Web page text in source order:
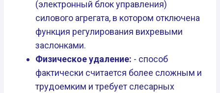
(электронный блок управления)
силового агрегата, в котором отключена
функция регулирования вихревыми
заслонками.
Физическое удаление: - способ
фактически считается более сложным и
трудоемким и требует слесарных